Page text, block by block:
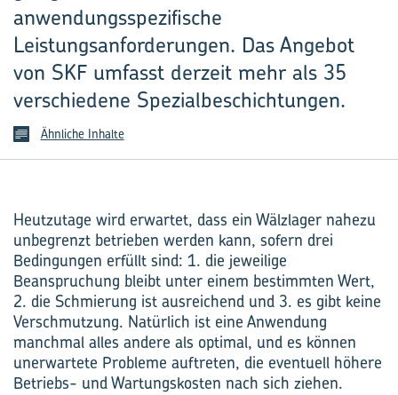
anwendungsspezifische
Leistungsanforderungen. Das Angebot
von SKF umfasst derzeit mehr als 35
verschiedene Spezialbeschichtungen.
Ähnliche Inhalte
Heutzutage wird erwartet, dass ein Wälzlager nahezu
unbegrenzt betrieben werden kann, sofern drei
Bedingungen erfüllt sind: 1. die jeweilige
Beanspruchung bleibt unter einem bestimmten Wert,
2. die Schmierung ist ausreichend und 3. es gibt keine
Verschmutzung. Natürlich ist eine Anwendung
manchmal alles andere als optimal, und es können
unerwartete Probleme auftreten, die eventuell höhere
Betriebs- und Wartungskosten nach sich ziehen.